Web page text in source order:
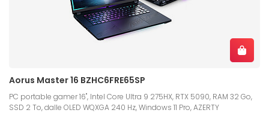
Aorus Master 16 BZHC6FRE65SP
PC portable gamer 16", Intel Core Ultra 9 275HX, RTX 5090, RAM 32 Go,
SSD 2 To, dalle OLED WQXGA 240 Hz, Windows 11 Pro, AZERTY